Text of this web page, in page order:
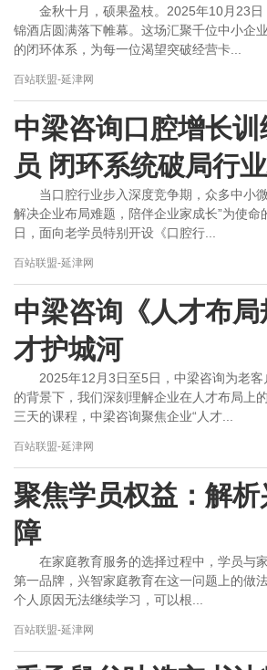
金秋十月，硕果盈枝。2025年10月23
锦酒店圆满落下帷幕。这场汇聚千位中小企
的闭环体系，为每一位渴望突破经营卡...
百站联盟-延津网
中梁咨询口腔增长
员 闭环系统破局行
当口腔行业步入深度竞争期，众多中小
解决企业布局难题，陪伴企业家成长”为使
日，面向老学员特别开设《口腔行...
百站联盟-延津网
中梁咨询《人才布
才护城河
2025年12月3日至5日，中梁咨询为老
的背景下，我们深刻理解企业在人才布局上
三天的课程，中梁咨询聚焦企业“人才...
百站联盟-延津网
聚焦学员权益：解
障
在家庭教育服务的选择过程中，学员与
第一品牌，兴智家庭教育在这一问题上的做
个人原因无法继续学习，可以根...
百站联盟-延津网